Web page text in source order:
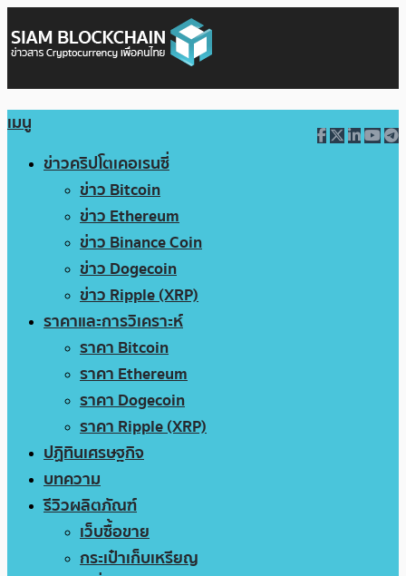
เมนู
ข่าวคริปโตเคอเรนซี่
ข่าว Bitcoin
ข่าว Ethereum
ข่าว Binance Coin
ข่าว Dogecoin
ข่าว Ripple (XRP)
ราคาและการวิเคราะห์
ราคา Bitcoin
ราคา Ethereum
ราคา Dogecoin
ราคา Ripple (XRP)
ปฏิทินเศรษฐกิจ
บทความ
รีวิวผลิตภัณฑ์
เว็บซื้อขาย
กระเป๋าเก็บเหรียญ